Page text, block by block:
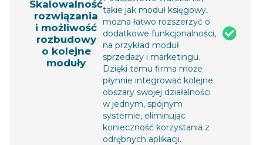
Skalowalność
rozwiązania
i możliwość
rozbudowy
o kolejne
moduły
takie jak moduł księgowy,
można łatwo rozszerzyć o
dodatkowe funkcjonalności,
na przykład moduł
sprzedaży i marketingu.
Dzięki temu firma może
płynnie integrować kolejne
obszary swojej działalności
w jednym, spójnym
systemie, eliminując
konieczność korzystania z
odrębnych aplikacji.